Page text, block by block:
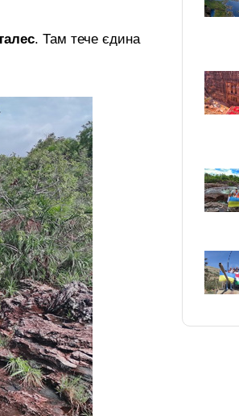
. Там тече єдина